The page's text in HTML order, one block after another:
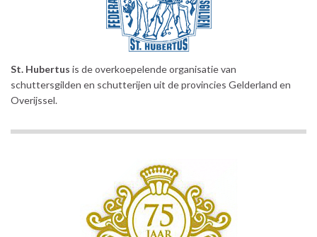
St. Hubertus is de overkoepelende organisatie van
schuttersgilden en schutterijen uit de provincies Gelderland en
Overijssel.